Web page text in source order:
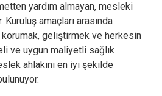
yardım almayan, mesleki
amaçları arasında
korumak, geliştirmek ve herkesin
ve uygun maliyetli sağlık
ahlakını en iyi şekilde